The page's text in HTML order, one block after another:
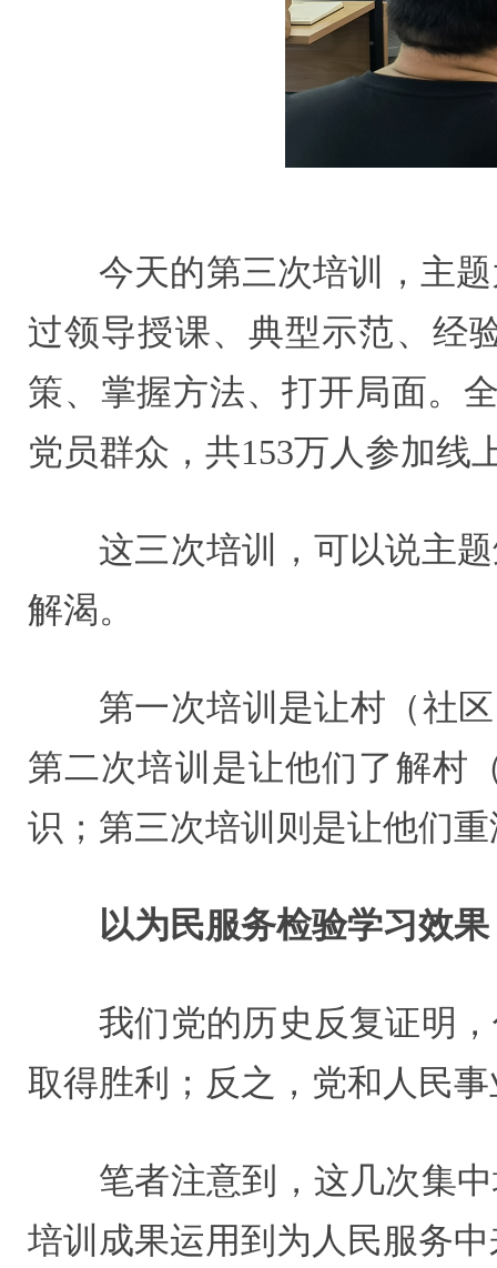
今天的第三次培训，主
过领导授课、典型示范、经
策、掌握方法、打开局面。
党员群众，共153万人参加线
这三次培训，可以说主
解渴。
第一次培训是让村（社
第二次培训是让他们了解村
识；第三次培训则是让他们
以为民服务检验学习效果
我们党的历史反复证明
取得胜利；反之，党和人民
笔者注意到，这几次集
培训成果运用到为人民服务